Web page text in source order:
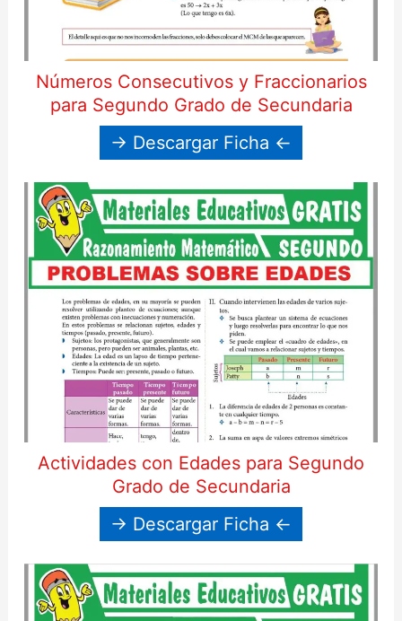
Números Consecutivos y Fraccionarios
para Segundo Grado de Secundaria
→ Descargar Ficha ←
Actividades con Edades para Segundo
Grado de Secundaria
→ Descargar Ficha ←